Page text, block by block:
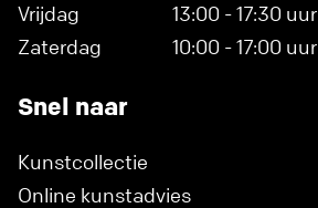
Vrijdag
13:00 - 17:30 uur
Zaterdag
10:00 - 17:00 uur
Snel naar
Kunstcollectie
Online kunstadvies